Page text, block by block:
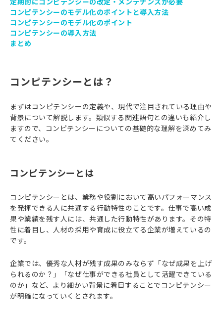
コンピテンシーのモデル化のポイントと導入方法
コンピテンシーのモデル化のポイント
コンピテンシーの導入方法
まとめ
コンピテンシーとは？
まずはコンピテンシーの定義や、現代で注目されている理由や
背景について解説します。類似する関連語句との違いも紹介し
ますので、コンピテンシーについての基礎的な理解を深めてみ
てください。
コンピテンシーとは
コンピテンシーとは、業務や役割において高いパフォーマンス
を発揮できる人に共通する行動特性のことです。仕事で高い成
果や業績を残す人には、共通した行動特性があります。その特
性に着目し、人材の採用や育成に役立てる企業が増えているの
です。
企業では、優秀な人材が残す成果のみならず「なぜ成果を上げ
られるのか？」「なぜ仕事ができる社員として活躍できている
のか」など、より細かい背景に着目することでコンピテンシー
が明確になっていくとされます。